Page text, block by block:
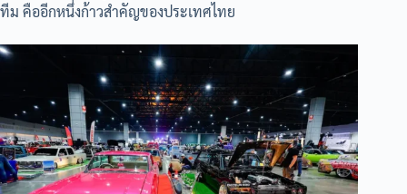
ทีม คืออีกหนึ่งก้าวสำคัญของประเทศไทย